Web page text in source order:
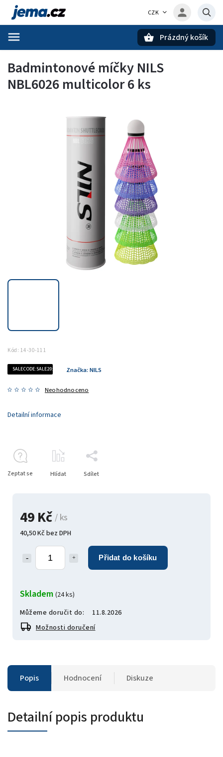
CZK
Prázdný košík
Badmintonové míčky NILS
NBL6026 multicolor 6 ks
Kód: 14-30-111
SALECODE:SALE20:20:%
Neohodnoceno
Značka: NILS
49 Kč/ ks
40,50 Kč bez DPH
Přidat do košíku
Skladem (24 ks)
Můžeme doručit do:
11.8.2026
Možnosti doručení
Detailní informace
Zeptat se Hlídat Sdílet
Popis Hodnocení Diskuze
Detailní popis produktu